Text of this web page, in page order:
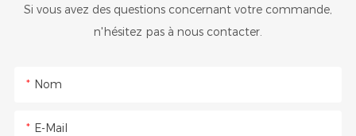
Si vous avez des questions concernant votre commande,
n'hésitez pas à nous contacter.
Nom
E-Mail